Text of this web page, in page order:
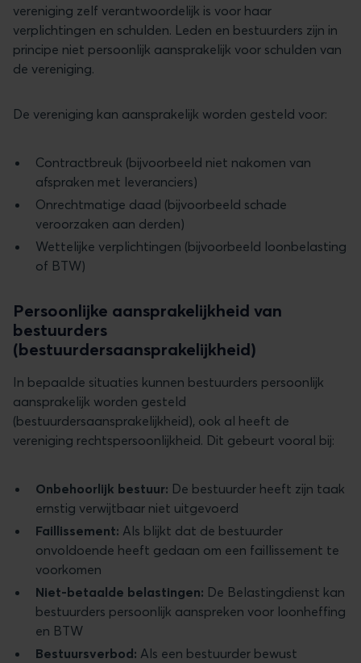
vereniging zelf verantwoordelijk is voor haar
verplichtingen en schulden. Leden en bestuurders zijn in
principe niet persoonlijk aansprakelijk voor schulden van
de vereniging.
De vereniging kan aansprakelijk worden gesteld voor:
Contractbreuk (bijvoorbeeld niet nakomen van
afspraken met leveranciers)
Onrechtmatige daad (bijvoorbeeld schade
veroorzaken aan derden)
Wettelijke verplichtingen (bijvoorbeeld loonbelasting
of BTW)
Persoonlijke aansprakelijkheid van
bestuurders
(bestuurdersaansprakelijkheid)
In bepaalde situaties kunnen bestuurders persoonlijk
aansprakelijk worden gesteld
(bestuurdersaansprakelijkheid), ook al heeft de
vereniging rechtspersoonlijkheid. Dit gebeurt vooral bij:
Onbehoorlijk bestuur: De bestuurder heeft zijn taak
ernstig verwijtbaar niet uitgevoerd
Faillissement: Als blijkt dat de bestuurder
onvoldoende heeft gedaan om een faillissement te
voorkomen
Niet-betaalde belastingen: De Belastingdienst kan
bestuurders persoonlijk aanspreken voor loonheffing
en BTW
Bestuursverbod: Als een bestuurder bewust